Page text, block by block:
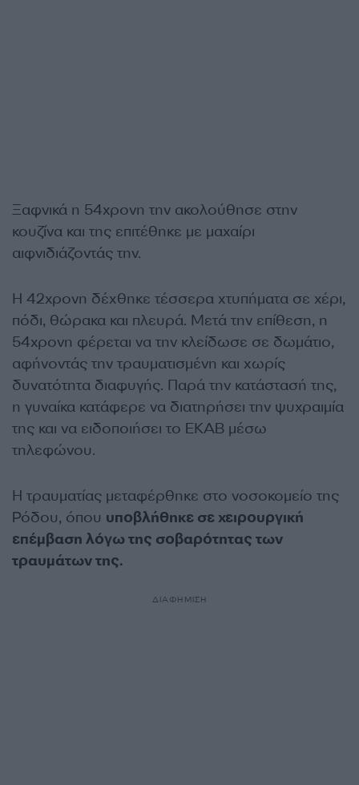
Ξαφνικά η 54χρονη την ακολούθησε στην
κουζίνα και της επιτέθηκε με μαχαίρι
αιφνιδιάζοντάς την.
Η 42χρονη δέχθηκε τέσσερα χτυπήματα σε χέρι,
πόδι, θώρακα και πλευρά. Μετά την επίθεση, η
54χρονη φέρεται να την κλείδωσε σε δωμάτιο,
αφήνοντάς την τραυματισμένη και χωρίς
δυνατότητα διαφυγής. Παρά την κατάστασή της,
η γυναίκα κατάφερε να διατηρήσει την ψυχραιμία
της και να ειδοποιήσει το ΕΚΑΒ μέσω
τηλεφώνου.
Η τραυματίας μεταφέρθηκε στο νοσοκομείο της
Ρόδου, όπου υποβλήθηκε σε χειρουργική
επέμβαση λόγω της σοβαρότητας των
τραυμάτων της.
ΔΙΑΦΗΜΙΣΗ